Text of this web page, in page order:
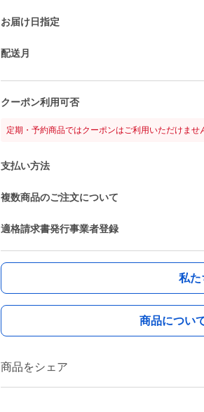
お届け日指定
配送月
クーポン利用可否
定期・予約商品ではクーポンはご利用いただけませ
支払い方法
複数商品のご注文について
適格請求書発行事業者登録
私た
商品につい
商品をシェア